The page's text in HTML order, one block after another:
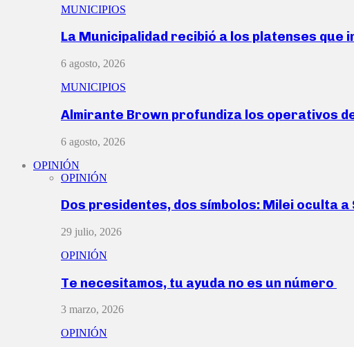
MUNICIPIOS
La Municipalidad recibió a los platenses que
6 agosto, 2026
MUNICIPIOS
Almirante Brown profundiza los operativos
6 agosto, 2026
OPINIÓN
OPINIÓN
Dos presidentes, dos símbolos: Milei oculta a
29 julio, 2026
OPINIÓN
Te necesitamos, tu ayuda no es un número
3 marzo, 2026
OPINIÓN